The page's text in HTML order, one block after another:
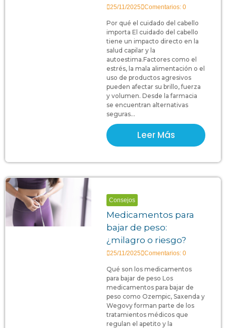
25/11/2025 Comentarios: 0
Por qué el cuidado del cabello
importa El cuidado del cabello
tiene un impacto directo en la
salud capilar y la
autoestima.Factores como el
estrés, la mala alimentación o el
uso de productos agresivos
pueden afectar su brillo, fuerza
y volumen. Desde la farmacia
se encuentran alternativas
seguras...
Leer Más
Consejos
Medicamentos para
bajar de peso:
¿milagro o riesgo?
25/11/2025 Comentarios: 0
Qué son los medicamentos
para bajar de peso Los
medicamentos para bajar de
peso como Ozempic, Saxenda y
Wegovy forman parte de los
tratamientos médicos que
regulan el apetito y la